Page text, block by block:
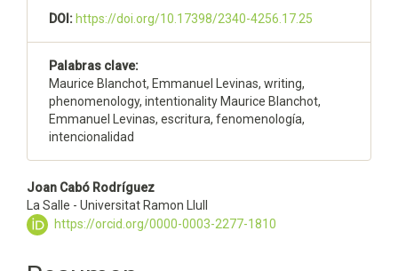
DOI: https://doi.org/10.17398/2340-4256.17.25
Palabras clave:
Maurice Blanchot, Emmanuel Levinas, writing,
phenomenology, intentionality Maurice Blanchot,
Emmanuel Levinas, escritura, fenomenología,
intencionalidad
Contenido
principal
Joan Cabó Rodríguez
La Salle - Universitat Ramon Llull
https://orcid.org/0000-0003-2277-1810